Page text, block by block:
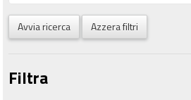
Avvia ricerca Azzera filtri
Filtra